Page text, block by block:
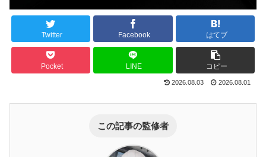
Twitter Facebook はてブ
Pocket LINE コピー
2026.08.03 2026.08.01
この記事の監修者